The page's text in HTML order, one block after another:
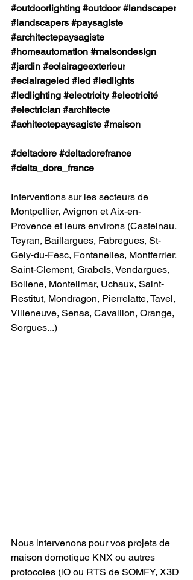
#outdoorlighting #outdoor #landscaper
#landscapers #paysagiste
#architectepaysagiste
#homeautomation #maisondesign
#jardin #eclairageexterieur
#eclairageled #led #ledlights
#ledlighting #electricity #electricité
#electrician #architecte
#achitectepaysagiste #maison
#deltadore #deltadorefrance
#delta_dore_france
Interventions sur les secteurs de
Montpellier, Avignon et Aix-en-
Provence et leurs environs (Castelnau,
Teyran, Baillargues, Fabregues, St-
Gely-du-Fesc, Fontanelles, Montferrier,
Saint-Clement, Grabels, Vendargues,
Bollene, Montelimar, Uchaux, Saint-
Restitut, Mondragon, Pierrelatte, Tavel,
Villeneuve, Senas, Cavaillon, Orange,
Sorgues...)
Nous intervenons pour vos projets de
maison domotique KNX ou autres
protocoles (iO ou RTS de SOMFY, X3D